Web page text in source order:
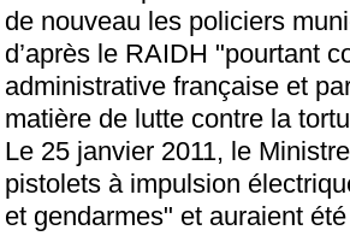
de nouveau les policiers
d’après le RAIDH "pourtant
administrative française et
matière de lutte contre la
Le 25 janvier 2011, le
pistolets à impulsion
et gendarmes" et auraient